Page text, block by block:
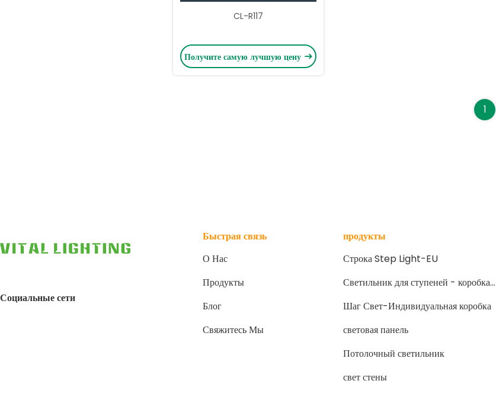
CL-R117
Получите самую лучшую цену
1
Социальные сети
Быстрая связь
О Нас
Продукты
Блог
Свяжитесь Мы
продукты
Строка Step Light-EU
Светильник для ступеней - коробка
Шаг Свет-Индивидуальная коробка
световая панель
Потолочный светильник
свет стены